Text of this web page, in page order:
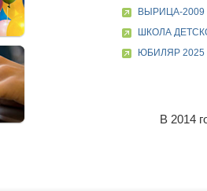
ВЫРИЦА-2009
ШКОЛА
ЮБИЛЯР 2025
В 2014